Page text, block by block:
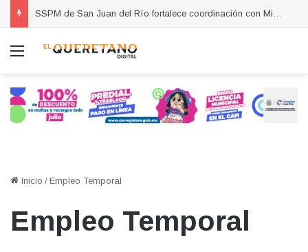
SSPM de San Juan del Río fortalece coordinación con Migración y Juzgado Cívico para atención de personas extranjeras
Menú
Inicio / Empleo Temporal
Empleo Temporal